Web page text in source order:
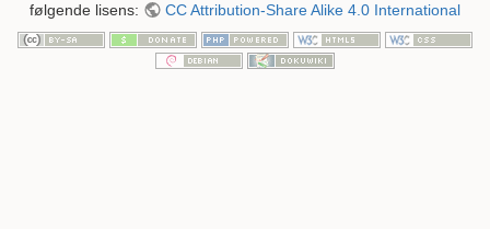
følgende lisens:
CC Attribution-Share Alike 4.0 International